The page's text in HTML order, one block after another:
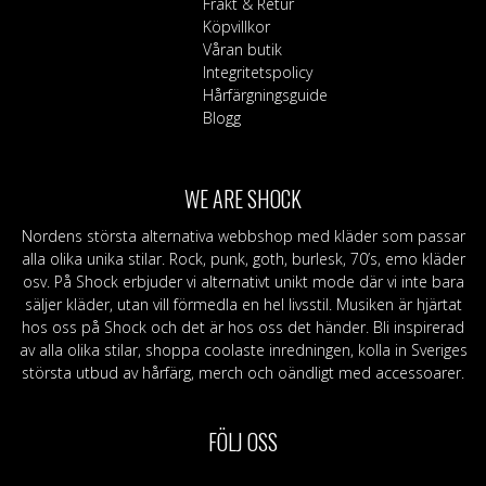
produktsidan
Frakt & Retur
Köpvillkor
Våran butik
Integritetspolicy
Hårfärgningsguide
Blogg
WE ARE SHOCK
Nordens största alternativa webbshop med kläder som passar
alla olika unika stilar. Rock, punk, goth, burlesk, 70’s, emo kläder
osv. På Shock erbjuder vi alternativt unikt mode där vi inte bara
säljer kläder, utan vill förmedla en hel livsstil. Musiken är hjärtat
hos oss på Shock och det är hos oss det händer. Bli inspirerad
av alla olika stilar, shoppa coolaste inredningen, kolla in Sveriges
största utbud av hårfärg, merch och oändligt med accessoarer.
FÖLJ OSS